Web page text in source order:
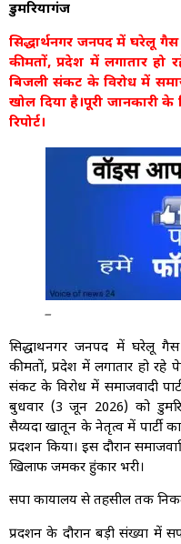
डुमरियागंज
सिद्धार्थनगर जनपद में घरेलू
कीमतों, प्रदेश में लगातार हो
बिजली संकट के विरोध में
खोल दिया है।पूरी जानकारी
रिपोर्ट।
_
सिद्धार्थनगर जनपद में घरेलू
कीमतों, प्रदेश में लगातार हो
संकट के विरोध में समाजवादी
बुधवार (3 जून 2026) को
सैय्यदा खातून के नेतृत्व में पार्टी
प्रदर्शन किया। इस दौरान
खिलाफ जमकर हुंकार भरी।
सपा कार्यालय से तहसील तक
प्रदर्शन के दौरान बड़ी संख्या में